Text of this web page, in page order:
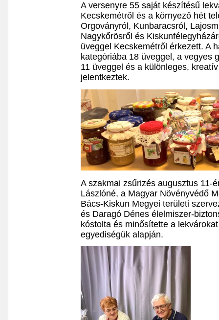
A versenyre 55 saját készítésű
Kecskemétről és a környező hét
Orgoványról, Kunbaracsról,
Nagykőrösről és
üveggel Kecskemétről érkezett. A
kategóriába 18 üveggel, a vegyes
11 üveggel és a különleges,
jelentkeztek.
A szakmai zsűrizés augusztus 11-
Lászlóné, a Magyar Növényvédő
Bács-Kiskun Megyei területi
és Daragó Dénes élelmiszer-
kóstolta és minősítette a
egyediségük alapján.